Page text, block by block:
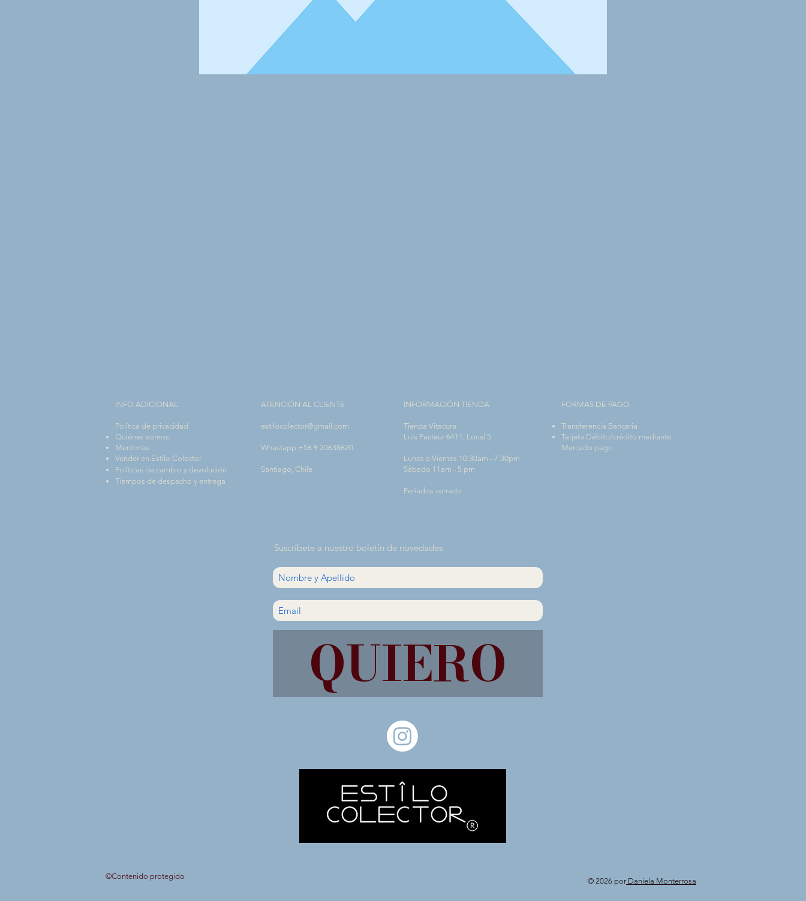
INFO ADICIONAL​
Política de privacidad
Quiénes somos
Mentorías
Vender en Estilo Colector
Políticas de cambio y devolución
Tiempos de despacho y entrega
ATENCIÓN AL CLIENTE
estilocolector@gmail.com
Whastapp +56 9 20638620
Santiago, Chile
INFORMACIÓN TIENDA
Tienda Vitacura
Luis Pasteur 6411, Local 5
Lunes a Viernes 10:30am - 7.30pm
Sábado 11am - 5 pm
Feriados cerrado
FORMAS DE PAGO
Transferencia Bancaria
Tarjeta Débito/crédito mediante
Mercado pago
Suscríbete a nuestro boletín de novedades
QUIERO
© 2026 por Daniela Monterrosa
©Contenido protegido